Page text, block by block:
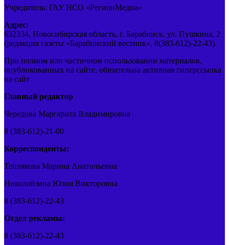
Учредитель: ГАУ НСО «РегионМедиа»
Адрес:
632334, Новосибирская область, г. Барабинск, ул. Пушкина, 2
(редакция газеты «Барабинский вестник», 8(383-612)-22-43).
При полном или частичном использовании материалов,
опубликованных на сайте, обязательна активная гиперссылка
на сайт
Главный редактор
Чередова Маргарита Владимировна
8 (383-612)-21-00
Корреспонденты:
Теплякова Марина Анатольевна
Николайзина Юлия Викторовна
8 (383-612)-22-43
Отдел рекламы:
8 (383-612)-22-43